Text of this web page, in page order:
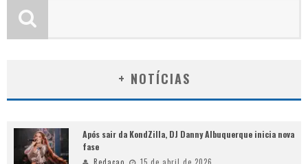
+ NOTÍCIAS
Após sair da KondZilla, DJ Danny Albuquerque inicia nova
fase